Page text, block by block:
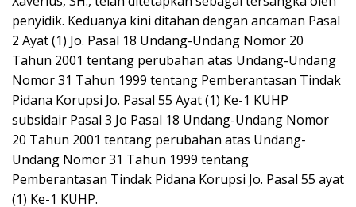
penyidik. Keduanya kini ditahan dengan ancaman Pasal
2 Ayat (1) Jo. Pasal 18 Undang-Undang Nomor 20
Tahun 2001 tentang perubahan atas Undang-Undang
Nomor 31 Tahun 1999 tentang Pemberantasan Tindak
Pidana Korupsi Jo. Pasal 55 Ayat (1) Ke-1 KUHP
subsidair Pasal 3 Jo Pasal 18 Undang-Undang Nomor
20 Tahun 2001 tentang perubahan atas Undang-
Undang Nomor 31 Tahun 1999 tentang
Pemberantasan Tindak Pidana Korupsi Jo. Pasal 55 ayat
(1) Ke-1 KUHP.